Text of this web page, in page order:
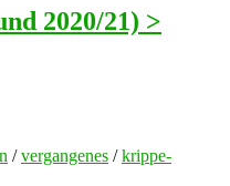
2020/21) >
/vergangenes /krippe-